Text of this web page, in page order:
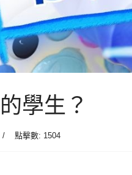
學生？
點擊數: 1504